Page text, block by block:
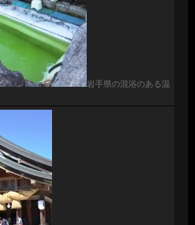
岩手県の混浴のある温